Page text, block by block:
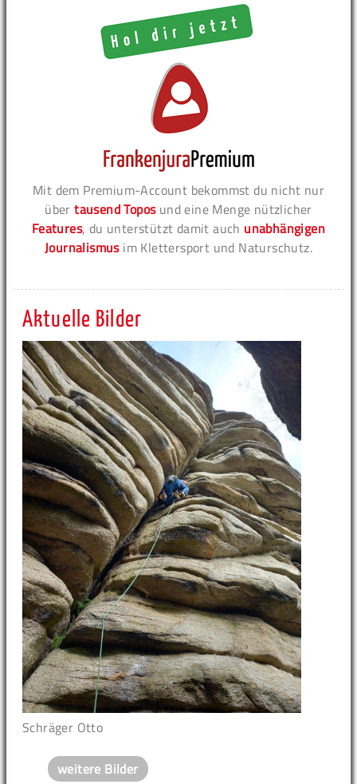
Mit dem Premium-Account bekommst du nicht nur
übertausend Toposund eine Menge nützlicher
Features, du unterstützt damit auch unabhängigen
Journalismusim Klettersport und Naturschutz.
Aktuelle Bilder
Schräger Otto
weitere Bilder